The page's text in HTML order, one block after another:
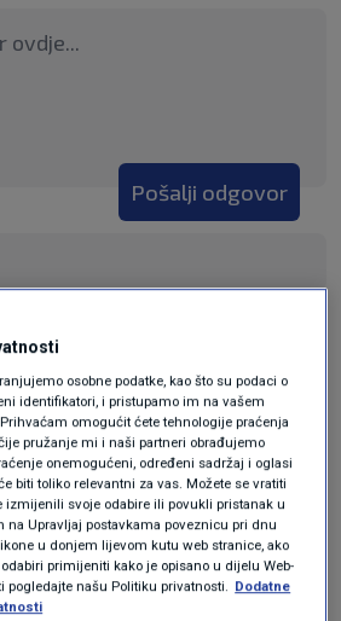
Pošalji odgovor
Pošalji
osobne podatke, kao što su podaci o
identifikatori, i pristupamo im na vašem
omogućit ćete tehnologije praćenja
pružanje mi i naši partneri obrađujemo
onemogućeni, određeni sadržaj i oglasi
biti toliko relevantni za vas. Možete se vratiti
izmijenili svoje odabire ili povukli pristanak u
Upravljaj postavkama poveznicu pri dnu
u donjem lijevom kutu web stranice, ako
primijeniti kako je opisano u dijelu Web-
pogledajte našu Politiku privatnosti. Dodatne